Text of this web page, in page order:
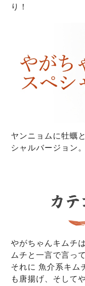
り！
ヤンニョムに牡蠣
シャルバージョン
やがちゃんキムチ
ムチと一言で言っ
それに 魚介系キム
も唐揚げ、そして